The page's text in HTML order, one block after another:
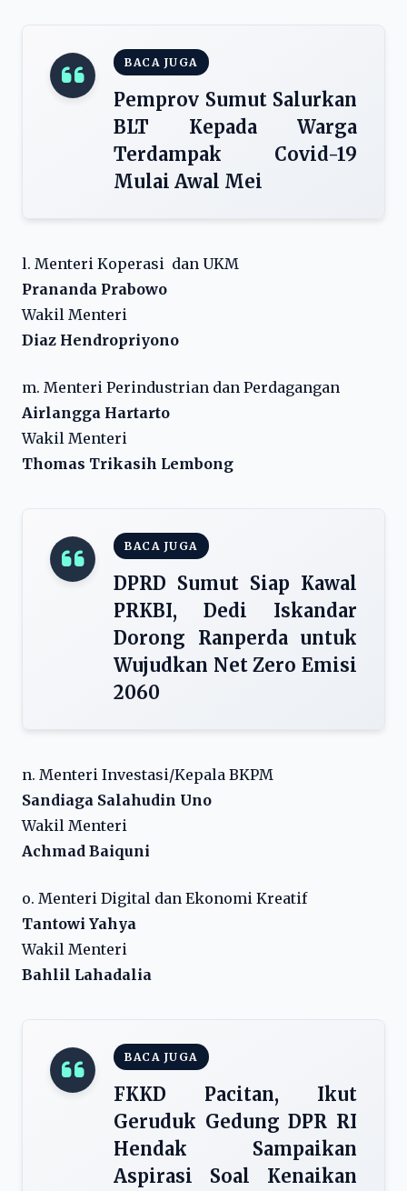
BACA JUGA
Pemprov Sumut Salurkan
BLT Kepada Warga
Terdampak Covid-19
Mulai Awal Mei
l. Menteri Koperasi dan UKM
Prananda Prabowo
Wakil Menteri
Diaz Hendropriyono
m. Menteri Perindustrian dan Perdagangan
Airlangga Hartarto
Wakil Menteri
Thomas Trikasih Lembong
BACA JUGA
DPRD Sumut Siap Kawal
PRKBI, Dedi Iskandar
Dorong Ranperda untuk
Wujudkan Net Zero Emisi
2060
n. Menteri Investasi/Kepala BKPM
Sandiaga Salahudin Uno
Wakil Menteri
Achmad Baiquni
o. Menteri Digital dan Ekonomi Kreatif
Tantowi Yahya
Wakil Menteri
Bahlil Lahadalia
BACA JUGA
FKKD Pacitan, Ikut
Geruduk Gedung DPR RI
Hendak Sampaikan
Aspirasi Soal Kenaikan